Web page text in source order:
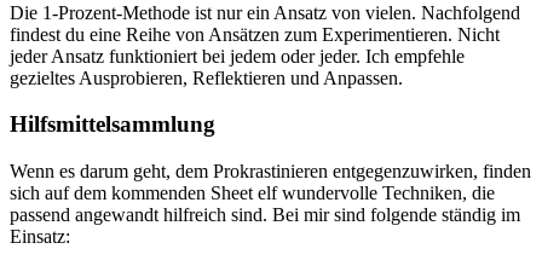
Die 1-Prozent-Methode ist nur ein Ansatz von vielen. Nachfolgend
findest du eine Reihe von Ansätzen zum Experimentieren. Nicht
jeder Ansatz funktioniert bei jedem oder jeder. Ich empfehle
gezieltes Ausprobieren, Reflektieren und Anpassen.
Hilfsmittelsammlung
Wenn es darum geht, dem Prokrastinieren entgegenzuwirken, finden
sich auf dem kommenden Sheet elf wundervolle Techniken, die
passend angewandt hilfreich sind. Bei mir sind folgende ständig im
Einsatz: